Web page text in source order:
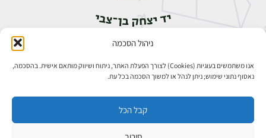
ניהול הסכמה
אנו משתמשים בעוגיות (Cookies) לצורך הפעלת האתר, ניתוח ושיווק מותאם אישית. בהסכמה,
נאסוף נתוני שימוש; ניתן לנהל או למשוך הסכמה בכל עת.
קבל הכל
אבן גבירול 14, רחביה, ירושלים